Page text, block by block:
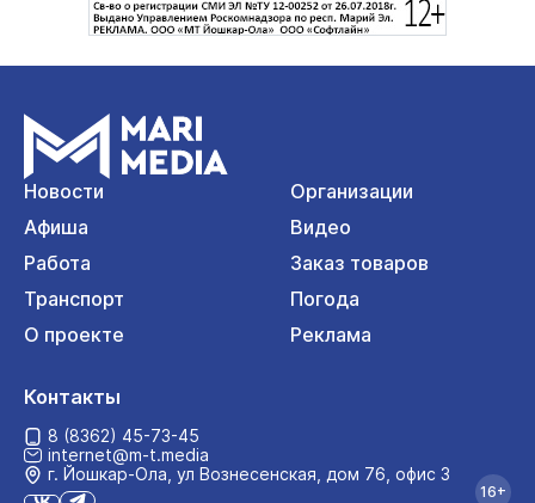
Новости
Организации
Афиша
Видео
Работа
Заказ товаров
Транспорт
Погода
О проекте
Реклама
Контакты
8 (8362) 45-73-45
internet@m-t.media
г. Йошкар‑Ола, ул Вознесенская, дом 76, офис 3
16+